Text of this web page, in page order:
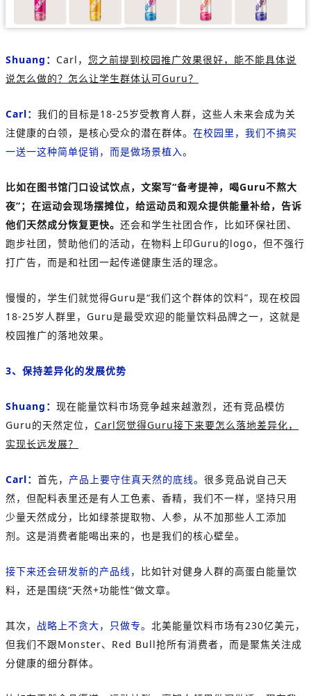
Shuang： Carl， 您之前提到校园推广效果很好，能不能具体说
说怎么做的？怎么让学生群体认可Guru？
Carl： 我们的目标是18-25岁受教育人群，这些人未来会成为关
注健康的白领，是核心受众的潜在群体。 在校园里，我们不搞买
一送一这种简单促销，而是做场景植入。
比如在图书馆门口设试饮点，文案写“备考提神，喝Guru不熬大
夜”；在运动会现场摆摊位，给运动员和观众提供能量补给，告诉
他们天然成分恢复更快。 还会和学生社团合作，比如环保社团、
跑步社团，赞助他们的活动，在物料上印Guru的logo，但不强行
打广告，而是和社团一起传递健康生活的理念。
慢慢的，学生们就觉得Guru是“我们这个群体的饮料”，现在校园
18-25岁人群里，Guru是最受欢迎的能量饮料品牌之一，这就是
校园推广的落地效果。
3、保持差异化的发展优势
Shuang： 现在能量饮料市场竞争越来越激烈，还有竞品模仿
Guru的天然定位， Carl您觉得Guru接下来要怎么落地差异化，
实现长远发展？
Carl： 首先， 产品上要守住真天然的底线。 很多竞品说自己天
然，但配料表里还是有人工色素、香精，我们不一样，坚持只用
少量天然成分，比如绿茶提取物、人参，从不加那些人工添加
剂。这是消费者能喝出来的，也是我们的核心壁垒。
接下来还会研发新的产品线， 比如针对健身人群的高蛋白能量饮
料，还是围绕“天然+功能性”做文章。
其次， 战略上不贪大，只做专。 北美能量饮料市场有230亿美元，
但我们不跟Monster、Red Bull抢所有消费者，而是聚焦关注成
分健康的细分群体。